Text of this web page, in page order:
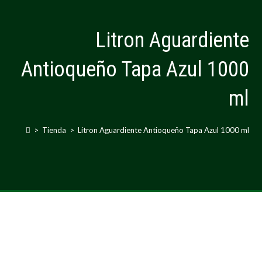
Litron Aguardiente
Antioqueño Tapa Azul 1000
ml
> Tienda > Litron Aguardiente Antioqueño Tapa Azul 1000 ml